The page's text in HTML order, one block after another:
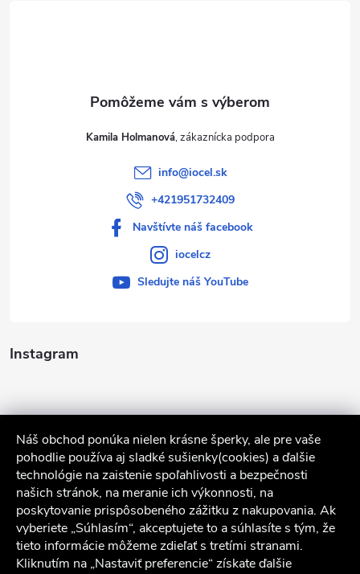
Náš obchod ponúka nielen krásne šperky, ale pre vaše
pohodlie používa aj sladké sušienky(cookies) a ďalšie
technológie na zaistenie spoľahlivosti a bezpečnosti
našich stránok, na meranie ich výkonnosti, na
poskytovanie prispôsobeného zážitku z nakupovania. Ak
vyberiete „Súhlasím“, akceptujete to a súhlasíte s tým, že
tieto informácie môžeme zdieľať s tretími stranami.
Kliknutím na „Nastaviť preferencie“ získate ďalšie
Instagram
Sledovať na Instagrame
Služby zákazníkom
Kamila Holmanová
info@iocel.sk
+421951732409
Navštívte náš facebook
iocelcz
Sledujte náš YouTube